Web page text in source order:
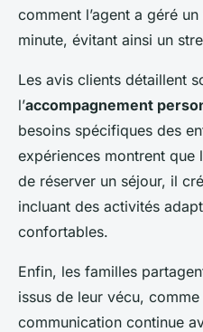
comment l’agent a géré
minute, évitant ainsi un
Les avis clients détaillent
l’accompagnement
besoins spécifiques des
expériences montrent que
de réserver un séjour, il
incluant des activités
confortables.
Enfin, les familles
issus de leur vécu,
communication continue